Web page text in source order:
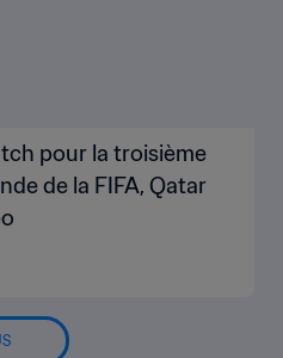
pour la troisième
de la FIFA, Qatar